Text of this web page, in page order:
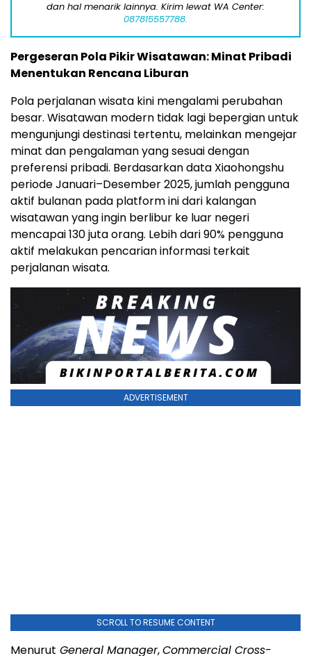
dan hal menarik lainnya. Kirim lewat WA Center:
087815557788.
Pergeseran Pola Pikir Wisatawan: Minat Pribadi
Menentukan Rencana Liburan
Pola perjalanan wisata kini mengalami perubahan
besar. Wisatawan modern tidak lagi bepergian untuk
mengunjungi destinasi tertentu, melainkan mengejar
minat dan pengalaman yang sesuai dengan
preferensi pribadi. Berdasarkan data Xiaohongshu
periode Januari–Desember 2025, jumlah pengguna
aktif bulanan pada platform ini dari kalangan
wisatawan yang ingin berlibur ke luar negeri
mencapai 130 juta orang. Lebih dari 90% pengguna
aktif melakukan pencarian informasi terkait
perjalanan wisata.
ADVERTISEMENT
SCROLL TO RESUME CONTENT
Menurut General Manager,Commercial Cross-